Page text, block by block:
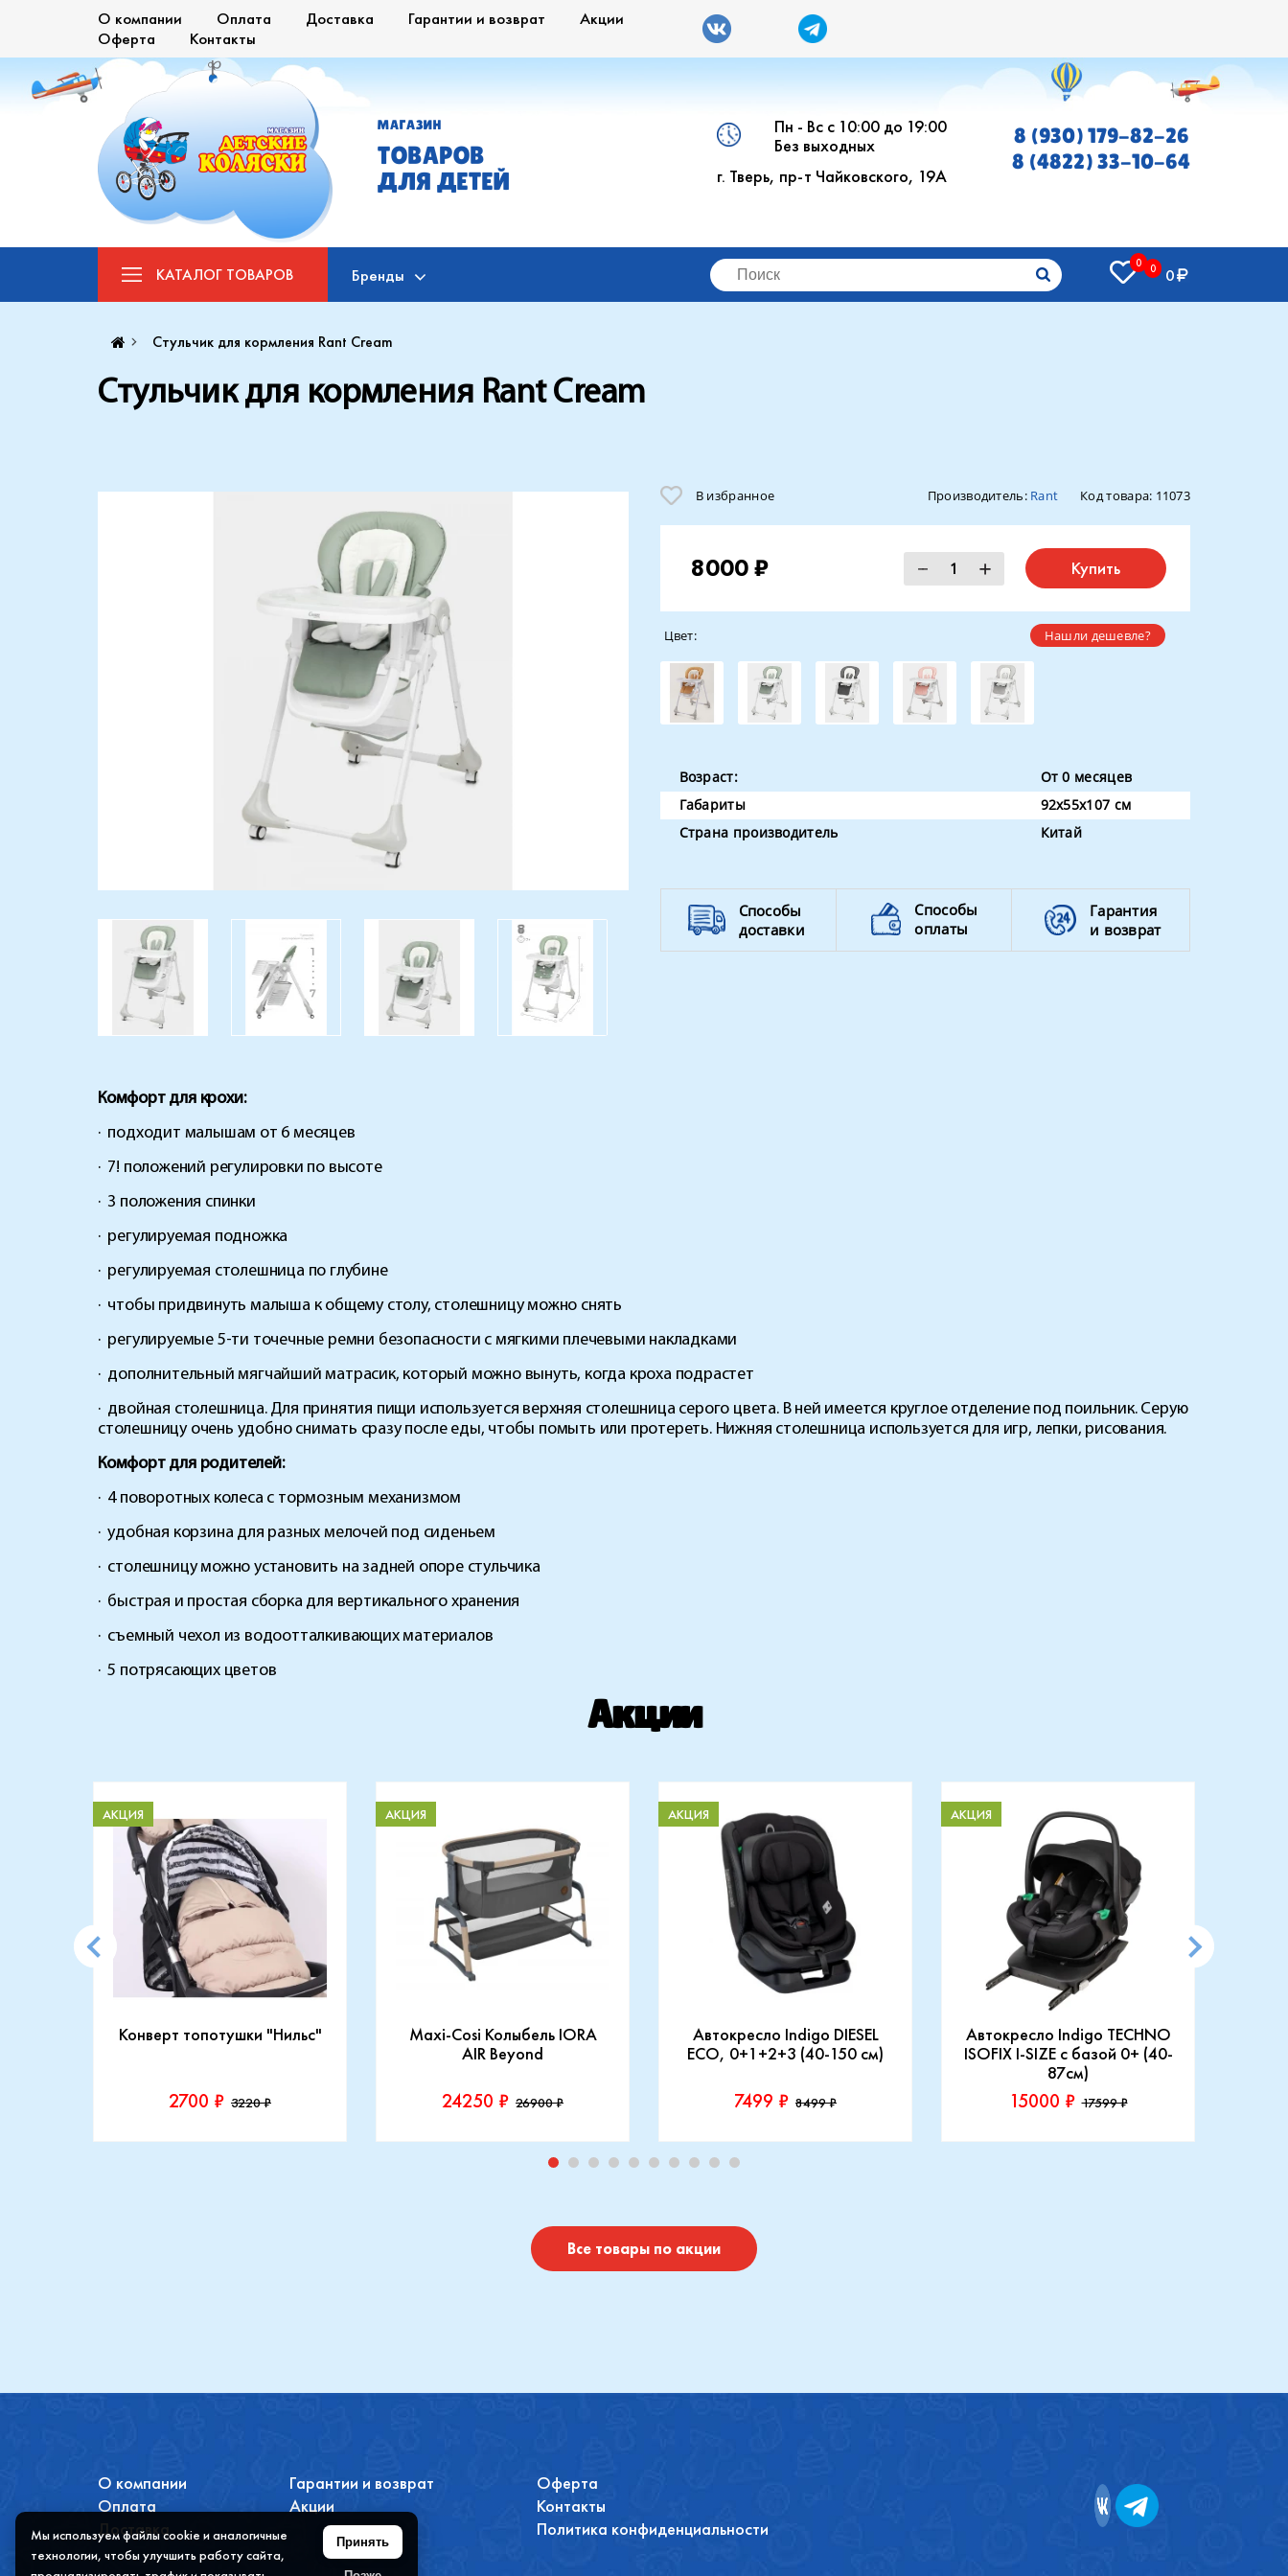
О компании Оплата Доставка Гарантии и возврат
Акции
Оферта
Контакты
МАГАЗИН
ТОВАРОВ
ДЛЯ ДЕТЕЙ
Пн - Вс с 10:00 до 19:00
Без выходных
г. Тверь, пр-т Чайковского, 19А
8 (930) 179-82-26
8 (4822) 33-10-64
КАТАЛОГ ТОВАРОВ Бренды
0 0 0
Стульчик для кормления Rant Cream
Стульчик для кормления Rant Cream
В избранное Производитель: Rant Код товара: 11073
8000 ₽ Купить
Нашли дешевле?
Цвет:
Возраст:
От 0 месяцев
Габариты
92x55x107 см
Страна производитель
Китай
Способы
доставки
Способы
оплаты
Гарантия
и возврат
Комфорт для крохи:
· подходит малышам от 6 месяцев
· 7! положений регулировки по высоте
· 3 положения спинки
· регулируемая подножка
· регулируемая столешница по глубине
· чтобы придвинуть малыша к общему столу, столешницу можно снять
· регулируемые 5-ти точечные ремни безопасности с мягкими плечевыми накладками
· дополнительный мягчайший матрасик, который можно вынуть, когда кроха подрастет
· двойная столешница. Для принятия пищи используется верхняя столешница серого цвета. В ней имеется круглое отделение под поильник. Серую
столешницу очень удобно снимать сразу после еды, чтобы помыть или протереть. Нижняя столешница используется для игр, лепки, рисования.
Комфорт для родителей:
· 4 поворотных колеса с тормозным механизмом
· удобная корзина для разных мелочей под сиденьем
· столешницу можно установить на задней опоре стульчика
· быстрая и простая сборка для вертикального хранения
· съемный чехол из водоотталкивающих материалов
· 5 потрясающих цветов
Акции
Конверт топотушки "Нильс"
АКЦИЯ
2700 ₽ 3220 ₽
Производитель::
Maxi-Cosi Колыбель IORA
AIR Beyond
АКЦИЯ
24250 ₽ 26900 ₽
Производитель::
Автокресло Indigo DIESEL
ECO, 0+1+2+3 (40-150 см)
АКЦИЯ
7499 ₽ 8499 ₽
Производитель::
Indigo
Автокресло Indigo TECHNO
ISOFIX I-SIZE c базой 0+ (40-
87см)
АКЦИЯ
15000 ₽ 17599 ₽
Производитель::
Все товары по акции
О компании
Оплата
Доставка
Гарантии и возврат
Акции
Оферта
Контакты
Политика конфиденциальности
Мы используем файлы cookie и аналогичные
технологии, чтобы улучшить работу сайта,
Принять